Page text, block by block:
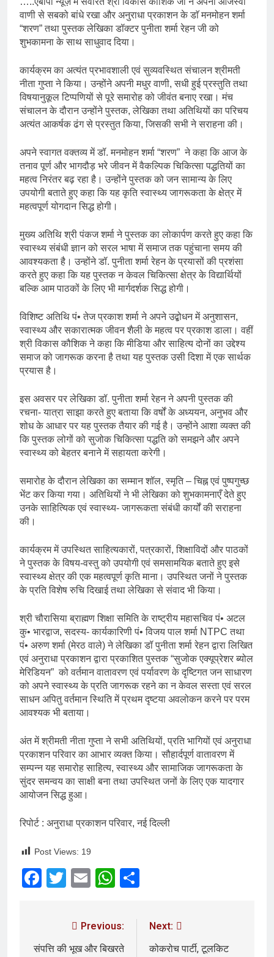
2 Days Ago
कॉकरोच आंदोलन: गांधीवाद की छाया
या डिजिटल युग का नया प्रतिरोध?
2 Days Ago
बचपन
2 Days Ago
वाणी से सबको बांधे रखा और अनुराधा प्रकाशन के डाॅ मनमोहन शर्मा
“शरण” तथा पुस्तक लेखिका डॉक्टर पुनीता शर्मा रेहन जी को
शुभकामना के साथ साधुवाद दिया।
कार्यक्रम का अत्यंत प्रभावशाली एवं सुव्यवस्थित संचालन श्रीमती
नीता गुप्ता ने किया। उन्होंने अपनी मधुर वाणी, सधी हुई प्रस्तुति तथा
विषयानुकूल टिप्पणियों से पूरे समारोह को जीवंत बनाए रखा। मंच
संचालन के दौरान उन्होंने पुस्तक, लेखिका तथा अतिथियों का परिचय
अत्यंत आकर्षक ढंग से प्रस्तुत किया, जिसकी सभी ने सराहना की।
अपने स्वागत वक्तव्य में डॉ. मनमोहन शर्मा “शरण” ने कहा कि आज के
तनाव पूर्ण और भागदौड़ भरे जीवन में वैकल्पिक चिकित्सा पद्धतियों का
महत्व निरंतर बढ़ रहा है। उन्होंने पुस्तक को जन सामान्य के लिए
उपयोगी बताते हुए कहा कि यह कृति स्वास्थ्य जागरूकता के क्षेत्र में
महत्वपूर्ण योगदान सिद्ध होगी।
मुख्य अतिथि श्री पंकज शर्मा ने पुस्तक का लोकार्पण करते हुए कहा कि
स्वास्थ्य संबंधी ज्ञान को सरल भाषा में समाज तक पहुंचाना समय की
आवश्यकता है। उन्होंने डॉ. पुनीता शर्मा रेहन के प्रयासों की प्रशंसा
करते हुए कहा कि यह पुस्तक न केवल चिकित्सा क्षेत्र के विद्यार्थियों
बल्कि आम पाठकों के लिए भी मार्गदर्शक सिद्ध होगी।
विशिष्ट अतिथि पं• तेज प्रकाश शर्मा ने अपने उद्बोधन में अनुशासन,
स्वास्थ्य और सकारात्मक जीवन शैली के महत्व पर प्रकाश डाला। वहीं
श्री विकास कौशिक ने कहा कि मीडिया और साहित्य दोनों का उद्देश्य
समाज को जागरूक करना है तथा यह पुस्तक उसी दिशा में एक सार्थक
प्रयास है।
इस अवसर पर लेखिका डॉ. पुनीता शर्मा रेहन ने अपनी पुस्तक की
रचना- यात्रा साझा करते हुए बताया कि वर्षों के अध्ययन, अनुभव और
शोध के आधार पर यह पुस्तक तैयार की गई है। उन्होंने आशा व्यक्त की
कि पुस्तक लोगों को सुजोक चिकित्सा पद्धति को समझने और अपने
स्वास्थ्य को बेहतर बनाने में सहायता करेगी।
समारोह के दौरान लेखिका का सम्मान शॉल, स्मृति – चिह्न एवं पुष्पगुच्छ
भेंट कर किया गया। अतिथियों ने भी लेखिका को शुभकामनाएँ देते हुए
उनके साहित्यिक एवं स्वास्थ्य- जागरूकता संबंधी कार्यों की सराहना
की।
कार्यक्रम में उपस्थित साहित्यकारों, पत्रकारों, शिक्षाविदों और पाठकों
ने पुस्तक के विषय-वस्तु को उपयोगी एवं समसामयिक बताते हुए इसे
स्वास्थ्य क्षेत्र की एक महत्वपूर्ण कृति माना। उपस्थित जनों ने पुस्तक
के प्रति विशेष रुचि दिखाई तथा लेखिका से संवाद भी किया।
श्री चौरासिया ब्राह्मण शिक्षा समिति के राष्ट्रीय महासचिव पं• अटल
कु• भारद्वाज, सदस्य- कार्यकारिणी पं• विजय पाल शर्मा NTPC तथा
पं• अरुण शर्मा (मेरठ वाले) ने लेखिका डॉ पुनीता शर्मा रेहन द्वारा लिखित
एवं अनुराधा प्रकाशन द्वारा प्रकाशित पुस्तक “सुजोक एक्यूप्रेशर ब्योल
मेरिडियन” को वर्तमान वातावरण एवं पर्यावरण के दृष्टिगत जन साधारण
को अपने स्वास्थ्य के प्रति जागरूक रहने का न केवल सस्ता एवं सरल
साधन अपितु वर्तमान स्थिति में प्रथम दृष्टया अवलोकन करने पर परम
आवश्यक भी बताया।
अंत में श्रीमती नीता गुप्ता ने सभी अतिथियों, प्रति भागियों एवं अनुराधा
प्रकाशन परिवार का आभार व्यक्त किया। सौहार्दपूर्ण वातावरण में
सम्पन्न यह समारोह साहित्य, स्वास्थ्य और सामाजिक जागरूकता के
सुंदर समन्वय का साक्षी बना तथा उपस्थित जनों के लिए एक यादगार
आयोजन सिद्ध हुआ।
रिपोर्ट : अनुराधा प्रकाशन परिवार, नई दिल्ली
Post Views: 19
Facebook
Twitter
EmailWhatsApp
Previous:
संपत्ति की भूख और बिखरते
Next:
कोकरोच पार्टी, टूलकिट